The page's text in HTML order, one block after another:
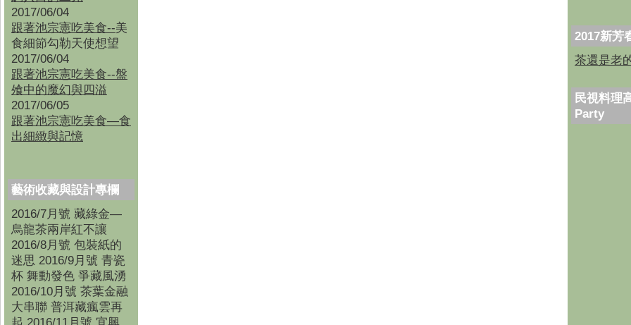
2017/06/04
跟著池宗憲吃美食--美
食細節勾勒天使想望
2017/06/04
跟著池宗憲吃美食--盤
飧中的魔幻與四溢
2017/06/05
跟著池宗憲吃美食—食
出細緻與記憶
藝術收藏與設計專欄
2016/7月號 藏綠金—
烏龍茶兩岸紅不讓
2016/8月號 包裝紙的
迷思 2016/9月號 青瓷
杯 舞動發色 爭藏風湧
2016/10月號 茶葉金融
大串聯 普洱藏瘋雲再
2017新芳
茶還是老
民視料理
Party